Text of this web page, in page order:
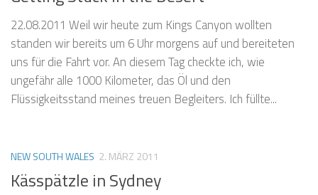
22.08.2011 Weil wir heute zum Kings Canyon wollten
standen wir bereits um 6 Uhr morgens auf und bereiteten
uns für die Fahrt vor. An diesem Tag checkte ich, wie
ungefähr alle 1000 Kilometer, das Öl und den
Flüssigkeitsstand meines treuen Begleiters. Ich füllte...
NEW SOUTH WALES 2. MÄRZ 2011
Kässpätzle in Sydney